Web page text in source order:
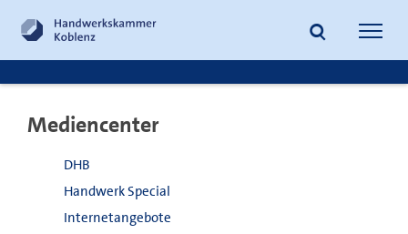
Inhalt
springen
Fußzeile
springen
Suche
Mediencenter
DHB
Handwerk Special
Internetangebote